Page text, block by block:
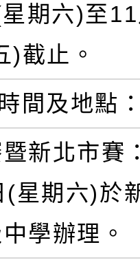
期六)至
)截止。
間及地點
新北市賽
(星期六)於
學辦理。